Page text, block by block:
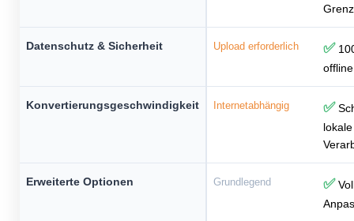
Datenschutz & Sicherheit Upload erforderlich ✅
offline
Konvertierungsgeschwindigkeit Internetabhängig ✅
lokale
Erweiterte Optionen Grundlegend ✅